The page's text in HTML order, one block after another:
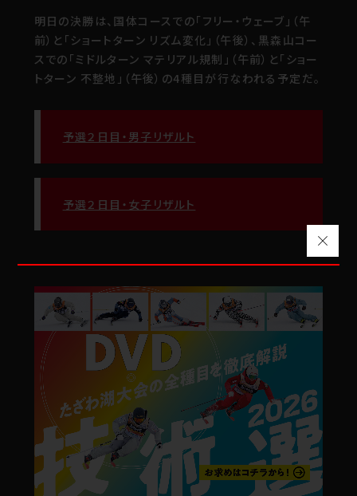
明日の決勝は、国体コースでの「フリー・ウェーブ」（午
前）と「ショートターン リズム変化」（午後）、黒森山コー
スでの「ミドルターン マテリアル規制」（午前）と「ショー
トターン 不整地」（午後）の4種目が行なわれる予定だ。
予選２日目・男子リザルト
予選２日目・女子リザルト